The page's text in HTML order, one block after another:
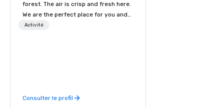
forest. The air is crisp and fresh here.
We are the perfect place for you and
your group to come get away from
retreat with us is easy and our pricing
Activité
Consulter le profil